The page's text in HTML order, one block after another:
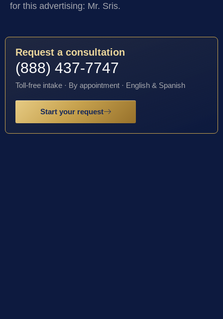
for this advertising: Mr. Sris.
Request a consultation
(888) 437-7747
Toll-free intake · By appointment · English & Spanish
Start your request